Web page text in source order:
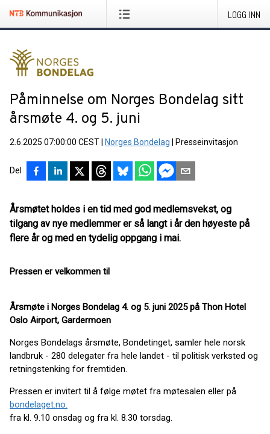
LOGG INN
Påminnelse om Norges Bondelag sitt
årsmøte 4. og 5. juni
2.6.2025 07:00:00 CEST Norges Bondelag Presseinvitasjon
Del
Årsmøtet holdes i en tid med god medlemsvekst, og
tilgang av nye medlemmer er så langt i år den høyeste på
flere år og med en tydelig oppgang i mai.
Pressen er velkommen til
Årsmøte i Norges Bondelag 4. og 5. juni 2025 på Thon Hotel
Oslo Airport, Gardermoen
Norges Bondelags årsmøte, Bondetinget, samler hele norsk
landbruk - 280 delegater fra hele landet - til politisk verksted og
retningstenking for fremtiden.
Pressen er invitert til å følge møtet fra møtesalen eller på
bondelaget.no.
fra kl. 9.10 onsdag og fra kl. 8.30 torsdag.